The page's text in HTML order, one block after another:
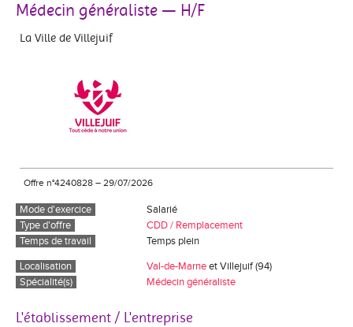
Médecin généraliste — H/F
La Ville de Villejuif
Offre n°4240828 – 29/07/2026
Mode d'exercice
Salarié
Type d'offre
CDD / Remplacement
Temps de travail
Temps plein
Localisation
Val-de-Marneet Villejuif (94)
Spécialité(s)
Médecin généraliste
L'établissement / L'entreprise